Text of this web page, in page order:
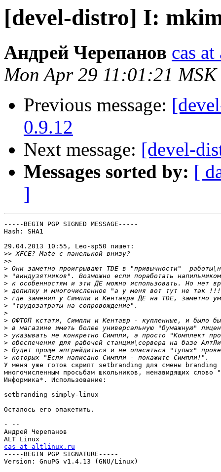
[devel-distro] I:
Андрей Черепанов cas
Mon Apr 29 11:01:21 MSK
Previous message:
0.9.12
Next message: [devel-
Messages sorted by: [
]
-----BEGIN PGP SIGNED MESSAGE-----
Hash: SHA1
29.04.2013 10:55, Leo-sp50 пишет:
>>
>>
>
>
>
>
>
>
>
>
>
>
>
>
>
У меня уже готов скрипт setbranding для смены branding
многочисленным просьбам школьников, ненавидящих слово
Информика*. Использование:
setbranding simply-linux
Осталось его опакетить.
- --
Андрей Черепанов
cas at altlinux.ru
-----BEGIN PGP SIGNATURE-----
Version: GnuPG v1.4.13 (GNU/Linux)